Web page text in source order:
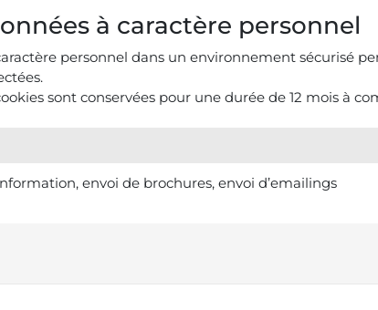
à caractère personnel
personnel dans un environnement sécurisé
sont conservées pour une durée de 12 mois à
envoi de brochures, envoi d’emailings